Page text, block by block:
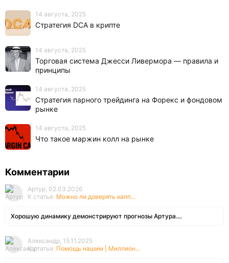
14 августа, 2025
Стратегия DCA в крипте
14 августа, 2025
Торговая система Джесси Ливермора — правила и
принципы
14 августа, 2025
Стратегия парного трейдинга на Форекс и фондовом
рынке
14 августа, 2025
Что такое маржин колл на рынке
Комментарии
Артур, 02.03.2026
К статье: Можно ли доверять капп...
Хорошую динамику демонстрируют прогнозы Артура....
Александр, 15.11.2025
К статье: Помощь нашим | Миллион...